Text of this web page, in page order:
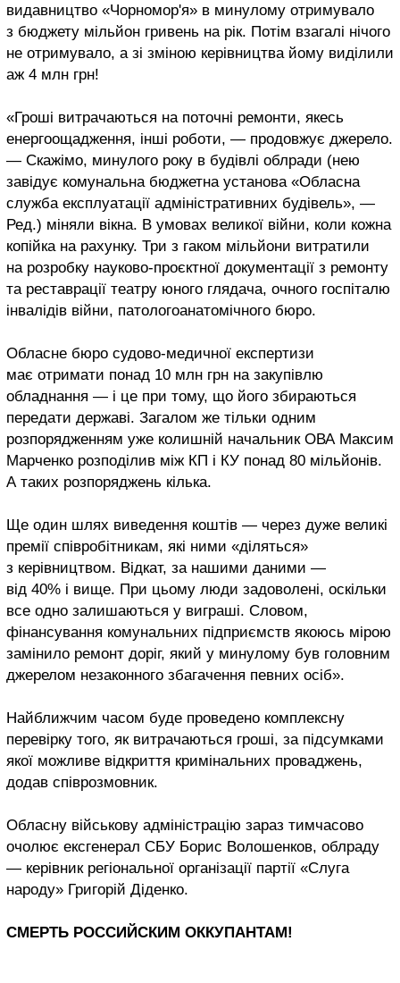
видавництво «Чорномор'я» в минулому отримувало
з бюджету мільйон гривень на рік. Потім взагалі нічого
не отримувало, а зі зміною керівництва йому виділили
аж 4 млн грн!
«Гроші витрачаються на поточні ремонти, якесь
енергоощадження, інші роботи, — продовжує джерело.
— Скажімо, минулого року в будівлі облради (нею
завідує комунальна бюджетна установа «Обласна
служба експлуатації адміністративних будівель», —
Ред.) міняли вікна. В умовах великої війни, коли кожна
копійка на рахунку. Три з гаком мільйони витратили
на розробку науково-проєктної документації з ремонту
та реставрації театру юного глядача, очного госпіталю
інвалідів війни, патологоанатомічного бюро.
Обласне бюро судово-медичної експертизи
має отримати понад 10 млн грн на закупівлю
обладнання — і це при тому, що його збираються
передати державі. Загалом же тільки одним
розпорядженням уже колишній начальник ОВА Максим
Марченко розподілив між КП і КУ понад 80 мільйонів.
А таких розпоряджень кілька.
Ще один шлях виведення коштів — через дуже великі
премії співробітникам, які ними «діляться»
з керівництвом. Відкат, за нашими даними —
від 40% і вище. При цьому люди задоволені, оскільки
все одно залишаються у виграші. Словом,
фінансування комунальних підприємств якоюсь мірою
замінило ремонт доріг, який у минулому був головним
джерелом незаконного збагачення певних осіб».
Найближчим часом буде проведено комплексну
перевірку того, як витрачаються гроші, за підсумками
якої можливе відкриття кримінальних проваджень,
додав співрозмовник.
Обласну військову адміністрацію зараз тимчасово
очолює ексгенерал СБУ Борис Волошенков, облраду
— керівник регіональної організації партії «Слуга
народу» Григорій Діденко.
СМЕРТЬ РОССИЙСКИМ ОККУПАНТАМ!